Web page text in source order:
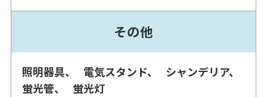
その他
照明器具 電気スタンド
シャンデリア
蛍光管
蛍光灯